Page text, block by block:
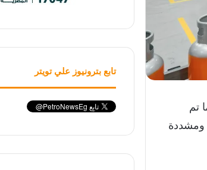
تم
ومشددة
تابع بترونيوز علي تويتر